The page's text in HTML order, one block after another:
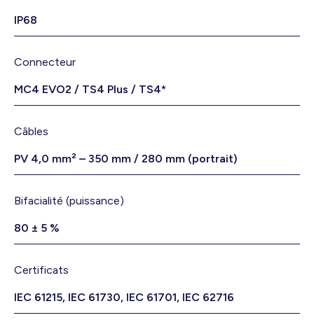
IP68
Connecteur
MC4 EVO2 / TS4 Plus / TS4*
Câbles
PV 4,0 mm² – 350 mm / 280 mm (portrait)
Bifacialité (puissance)
80 ± 5 %
Certificats
IEC 61215, IEC 61730, IEC 61701, IEC 62716